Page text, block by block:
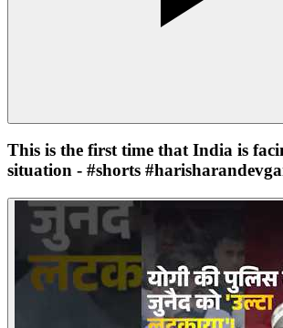
This is the first time that India is
situation - #shorts